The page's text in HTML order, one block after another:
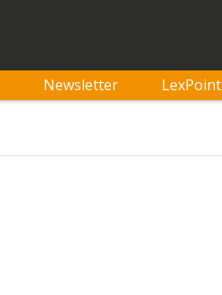
Newsletter LexPoint